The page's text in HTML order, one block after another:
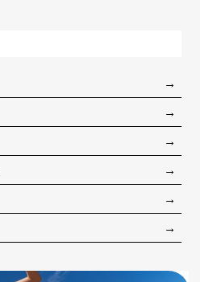
→
→
→
→
→
→